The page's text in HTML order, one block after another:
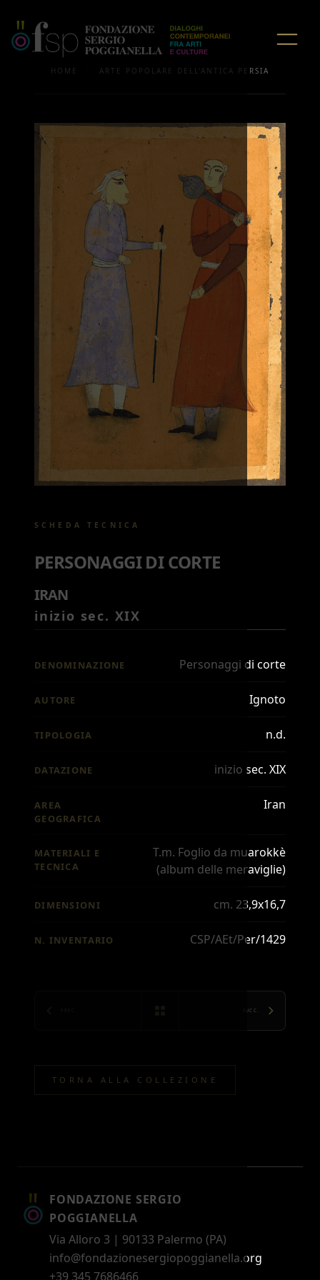
HOME ARTE POPOLARE DELL'ANTICA PERSIA
SCHEDA TECNICA
PERSONAGGI DI CORTE
IRAN
inizio sec. XIX
DENOMINAZIONE Personaggi di corte
AUTORE Ignoto
TIPOLOGIA n.d.
DATAZIONE inizio sec. XIX
AREA
GEOGRAFICA
Iran
MATERIALI E
TECNICA
T.m. Foglio da muarokkè
(album delle meraviglie)
DIMENSIONI cm. 23,9x16,7
N. INVENTARIO CSP/AEt/Per/1429
SUCC.
TORNA ALLA COLLEZIONE
FONDAZIONE SERGIO
POGGIANELLA
Via Alloro 3 | 90133 Palermo (PA)
info@fondazionesergiopoggianella.org
+39 345 7686466